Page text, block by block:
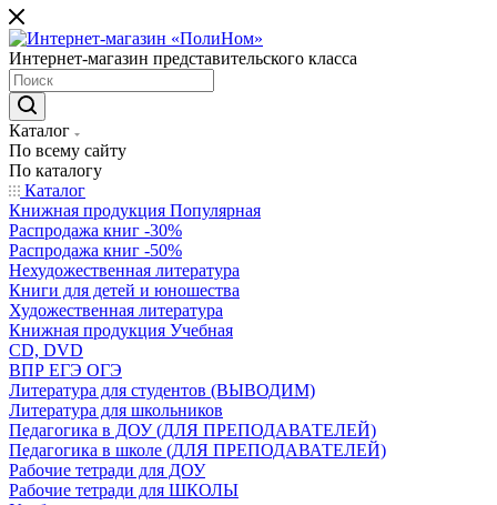
Интернет-магазин представительского класса
Каталог
По всему сайту
По каталогу
Каталог
Книжная продукция Популярная
Распродажа книг -30%
Распродажа книг -50%
Нехудожественная литература
Книги для детей и юношества
Художественная литература
Книжная продукция Учебная
CD, DVD
ВПР ЕГЭ ОГЭ
Литература для студентов (ВЫВОДИМ)
Литература для школьников
Педагогика в ДОУ (ДЛЯ ПРЕПОДАВАТЕЛЕЙ)
Педагогика в школе (ДЛЯ ПРЕПОДАВАТЕЛЕЙ)
Рабочие тетради для ДОУ
Рабочие тетради для ШКОЛЫ